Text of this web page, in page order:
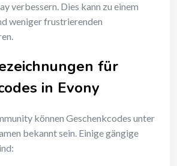
verbessern. Dies kann zu einem
weniger frustrierenden
für
in Evony
können Geschenkcodes unter
bekannt sein. Einige gängige